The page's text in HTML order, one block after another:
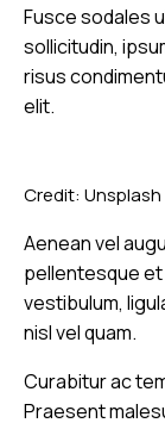
Fusce sodales
sollicitudin,
risus
elit.
Credit: Unsplash
Aenean vel
pellentesque et
vestibulum,
nisl vel quam.
Curabitur ac
Praesent